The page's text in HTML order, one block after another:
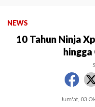
NEWS
10 Tahun Ninja
Jum'at, 03